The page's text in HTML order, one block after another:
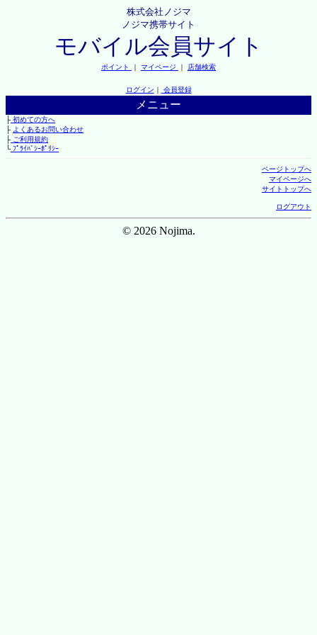
株式会社ノジマ
ノジマ携帯サイト
モバイル会員サイト
ポイント ｜ マイページ ｜ 店舗検索
ログイン ｜ 会員登録
メニュー
├初めての方へ
├ よくあるお問い合わせ
├ご利用規約
└ﾌﾟﾗｲﾊﾞｼｰﾎﾟﾘｼｰ
ページトップへ
マイページへ
サイトトップへ
ログアウト
© 2026 Nojima.